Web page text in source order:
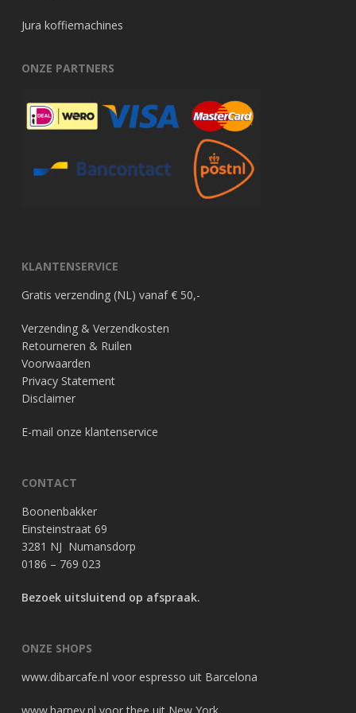
Jura koffiemachines
ONZE PARTNERS
KLANTENSERVICE
Gratis verzending (NL) vanaf € 50,-
Verzending & Verzendkosten
Retourneren & Ruilen
Voorwaarden
Privacy Statement
Disclaimer
E-mail onze klantenservice
CONTACT
Boonenbakker
Einsteinstraat 69
3281 NJ Numansdorp
0186 – 769 023
Bezoek uitsluitend op afspraak.
ONZE SHOPS
www.dibarcafe.nl voor espresso uit Barcelona